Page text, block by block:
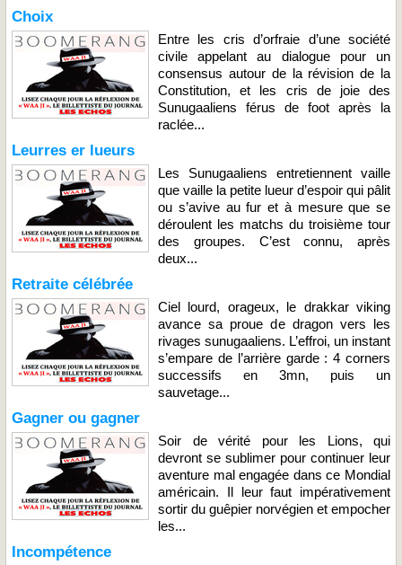
Choix
Entre les cris d’orfraie d’une société
civile appelant au dialogue pour un
consensus autour de la révision de la
Constitution, et les cris de joie des
Sunugaaliens férus de foot après la
raclée...
Leurres er lueurs
Les Sunugaaliens entretiennent vaille
que vaille la petite lueur d’espoir qui pâlit
ou s’avive au fur et à mesure que se
déroulent les matchs du troisième tour
des groupes. C’est connu, après
deux...
Retraite célébrée
Ciel lourd, orageux, le drakkar viking
avance sa proue de dragon vers les
rivages sunugaaliens. L’effroi, un instant
s’empare de l’arrière garde : 4 corners
successifs en 3mn, puis un
sauvetage...
Gagner ou gagner
Soir de vérité pour les Lions, qui
devront se sublimer pour continuer leur
aventure mal engagée dans ce Mondial
américain. Il leur faut impérativement
sortir du guêpier norvégien et empocher
les...
Incompétence